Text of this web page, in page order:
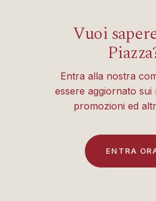
Vuoi
Entra alla nostra
essere aggiornato sui
promozioni ed
EN TRA OR